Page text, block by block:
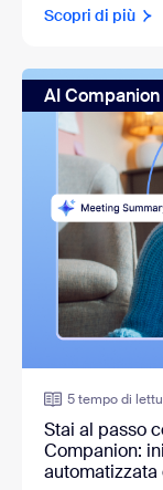
Scopri di più
AI Companion
5 tempo di
Stai al passo
Companion: